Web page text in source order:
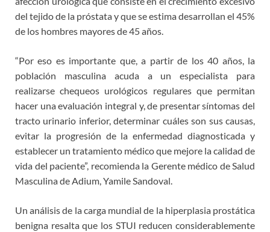
del tejido de la próstata y que se estima desarrollan el 45%
de los hombres mayores de 45 años.
“Por eso es importante que, a partir de los 40 años, la
población masculina acuda a un especialista para
realizarse chequeos urológicos regulares que permitan
hacer una evaluación integral y, de presentar síntomas del
tracto urinario inferior, determinar cuáles son sus causas,
evitar la progresión de la enfermedad diagnosticada y
establecer un tratamiento médico que mejore la calidad de
vida del paciente”, recomienda la Gerente médico de Salud
Masculina de Adium, Yamile Sandoval.
Un análisis de la carga mundial de la hiperplasia prostática
benigna resalta que los STUI reducen considerablemente